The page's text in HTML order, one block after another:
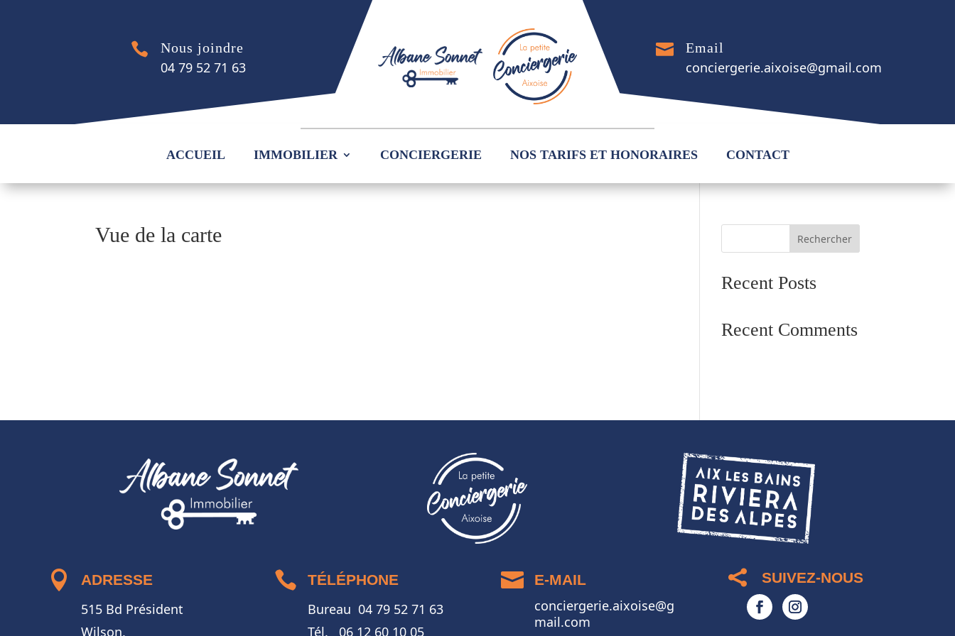
 Nous joindre
04 79 52 71 63
 Email
conciergerie.aixoise@gmail.com
ACCUEIL IMMOBILIER CONCIERGERIE NOS TARIFS ET HONORAIRES CONTACT
Vue de la carte Rechercher
Recent Posts
Recent Comments
 ADRESSE
515 Bd Président
Wilson,
 TÉLÉPHONE
Bureau 04 79 52 71 63
Tél. 06 12 60 10 05
 E-MAIL
conciergerie.aixoise@g
mail.com
 SUIVEZ-NOUS